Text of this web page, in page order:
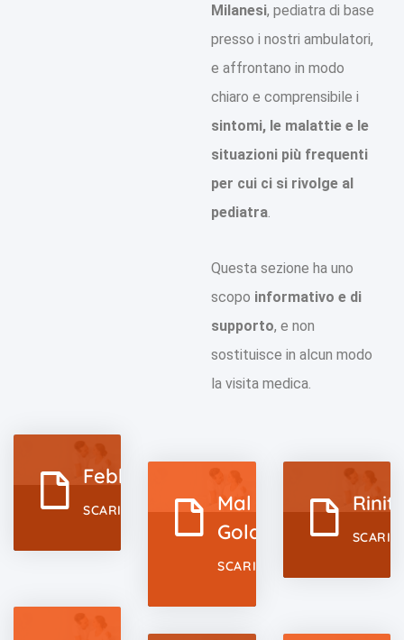
Milanesi, pediatra di base
presso i nostri ambulatori,
e affrontano in modo
chiaro e comprensibile i
sintomi, le malattie e le
situazioni più frequenti
per cui ci si rivolge al
pediatra.
Questa sezione ha uno
scopo informativo e di
supporto, e non
sostituisce in alcun modo
la visita medica.
Febbre
SCARICA
Mal Di
Gola
SCARICA